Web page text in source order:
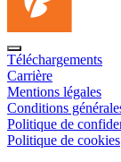
Téléchargements
Carrière
Mentions légales
Conditions
Politique de
Politique de cookies